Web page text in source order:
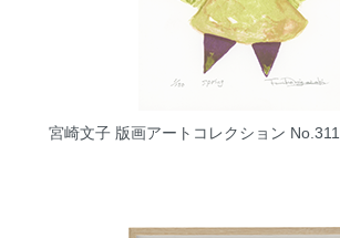
宮崎文子 版画アートコレクション No.311